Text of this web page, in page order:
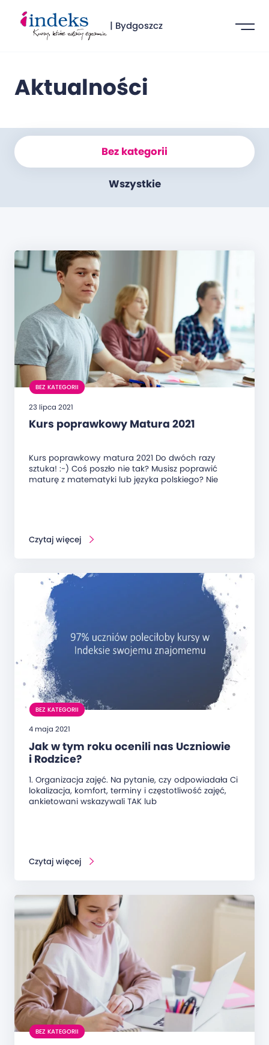
| Bydgoszcz
Aktualności
Bez kategorii
Wszystkie
BEZ KATEGORII
23 lipca 2021
Kurs poprawkowy Matura 2021
Kurs poprawkowy matura 2021 Do dwóch razy
sztuka! :-) Coś poszło nie tak? Musisz poprawić
maturę z matematyki lub języka polskiego? Nie
Czytaj więcej
BEZ KATEGORII
4 maja 2021
Jak w tym roku ocenili nas Uczniowie
i Rodzice?
1. Organizacja zajęć. Na pytanie, czy odpowiadała Ci
lokalizacja, komfort, terminy i częstotliwość zajęć,
ankietowani wskazywali TAK lub
Czytaj więcej
BEZ KATEGORII